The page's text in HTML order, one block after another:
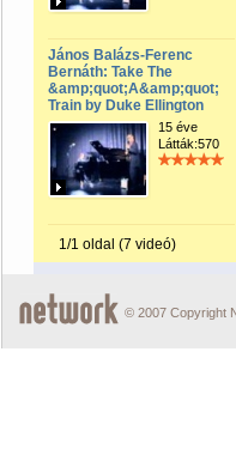
János Balázs-Ferenc
Bernáth: Take The
&amp;quot;A&amp;quot;
Train by Duke Ellington
15 éve
Látták:570
1/1 oldal (7 videó)
© 2007 Copyright